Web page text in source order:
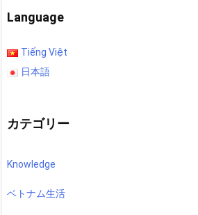
Language
Tiếng Việt
日本語
カテゴリー
Knowledge
ベトナム生活